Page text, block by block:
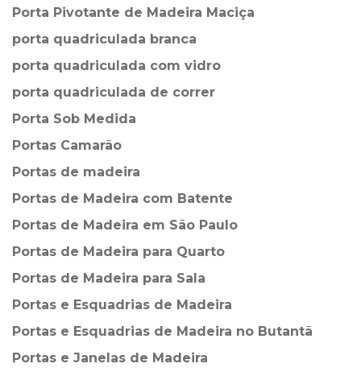
Porta Pivotante de Madeira Maciça
porta quadriculada branca
porta quadriculada com vidro
porta quadriculada de correr
Porta Sob Medida
Portas Camarão
Portas de madeira
Portas de Madeira com Batente
Portas de Madeira em São Paulo
Portas de Madeira para Quarto
Portas de Madeira para Sala
Portas e Esquadrias de Madeira
Portas e Esquadrias de Madeira no Butantã
Portas e Janelas de Madeira